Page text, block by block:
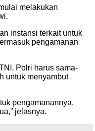
melakukan
instansi terkait untuk
pengamanan
Polri harus sama-
untuk menyambut
pengamanannya.
jelasnya.